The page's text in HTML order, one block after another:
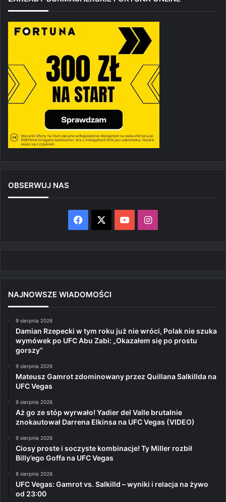
OBSERWUJ NAS
Facebook YouTubeInstagram
NAJNOWSZE WIADOMOŚCI
9 sierpnia 2026
Damian Rzepecki w tym roku już nie wróci, Polak nie szuka
wymówek po UFC Abu Zabi: „Okazałem się po prostu
gorszy”
9 sierpnia 2026
Mateusz Gamrot zdominowany przez Quillana Salkillda na
UFC Vegas
9 sierpnia 2026
Aż go ze stóp wyrwało! Yadier del Valle brutalnie
znokautował Darrena Elkinsa na UFC Vegas (VIDEO)
9 sierpnia 2026
Ciosy proste i soczyste kombinacje! Ty Miller rozbił
Billy’ego Goffa na UFC Vegas
8 sierpnia 2026
UFC Vegas: Gamrot vs. Salkilld – wyniki i relacja na żywo
od 23:00